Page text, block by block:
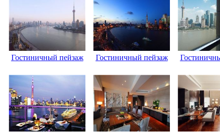
Гостиничный пейзаж Гостиничный пейзаж